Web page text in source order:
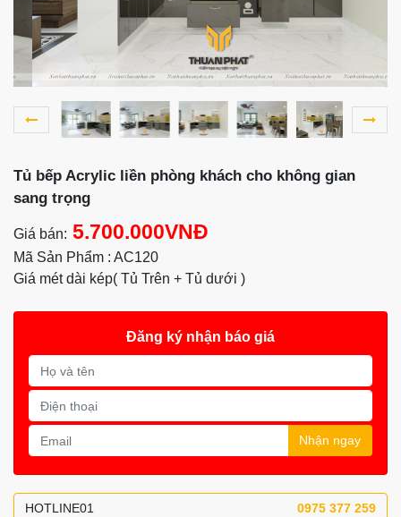
Tủ bếp Acrylic liền phòng khách cho không gian
sang trọng
Giá bán: 5.700.000VNĐ
Mã Sản Phẩm : AC120
Giá mét dài kép( Tủ Trên + Tủ dưới )
Đăng ký nhận báo giá
Nhận ngay
HOTLINE01 0975 377 259